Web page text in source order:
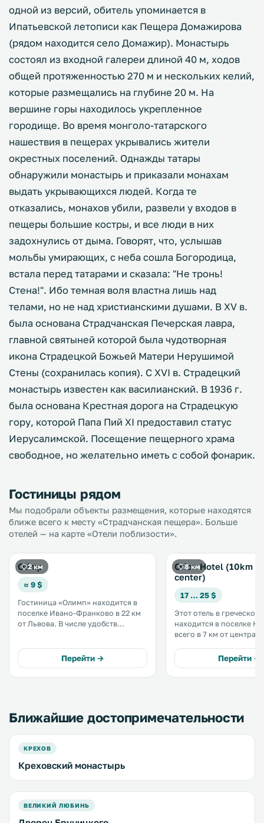
одной из версий, обитель упоминается в
Ипатьевской летописи как Пещера Домажирова
(рядом находится село Домажир). Монастырь
состоял из входной галереи длиной 40 м, ходов
общей протяженностью 270 м и нескольких келий,
которые размещались на глубине 20 м. На
вершине горы находилось укрепленное
городище. Во время монголо-татарского
нашествия в пещерах укрывались жители
окрестных поселений. Однажды татары
обнаружили монастырь и приказали монахам
выдать укрывающихся людей. Когда те
отказались, монахов убили, развели у входов в
пещеры большие костры, и все люди в них
задохнулись от дыма. Говорят, что, услышав
мольбы умирающих, с неба сошла Богородица,
встала перед татарами и сказала: "Не тронь!
Стена!". Ибо темная воля властна лишь над
телами, но не над христианскими душами. В XV в.
была основана Страдчанская Печерская лавра,
главной святыней которой была чудотворная
икона Страдецкой Божьей Матери Нерушимой
Стены (сохранилась копия). С XVI в. Страдецкий
монастырь известен как василианский. В 1936 г.
была основана Крестная дорога на Страдецкую
гору, которой Папа Пий XI предоставил статус
Иерусалимской. Посещение пещерного храма
свободное, но желательно иметь с собой фонарик.
Гостиницы рядом
Мы подобрали объекты размещения, которые находятся
ближе всего к месту «Страдчанская пещера». Больше
отелей — на карте «Отели поблизости».
2 км
Olimp
≈ 9 $
Гостиница «Олимп» находится в
поселке Ивано-Франково в 22 км
от Львова. В числе удобств
собственная ванная комната с
тапочками и бесплатными
туалетно-косметическими
Перейти →
8 км
Orion Hotel (10km
center)
17 … 25 $
Этот отель в греческом
находится в поселке
всего в 7 км от центра
блюда
и крытый бассейн. Стойка
регистрации отеля
Перейти →
Ближайшие достопримечательности
КРЕХОВ
Креховский монастырь
ВЕЛИКИЙ ЛЮБИНЬ